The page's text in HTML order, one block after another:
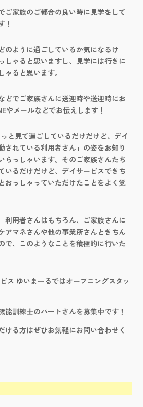
ご家族のご都合の良い時に見学をして
！
のように過ごしているか気になるけ
しゃると思いますし、見学には行きに
ゃると思います。
どでご家族さんに送迎時や送迎時にお
やメールなどでお伝えします！
と見て過ごしているだけだけど、デイ
されている利用者さん」の姿をお知り
らっしゃいます。そのご家族さんたち
いるだけだけど、デイサービスできち
おっしゃっていただけたことをよく覚
利用者さんはもちろん、ご家族さんに
アマネさんや他の事業所さんときちん
で、このようなことを積極的に行いた
ス ゆいまーるではオープニングスタッ
能訓練士のパートさんを募集中です！
ける方はぜひお気軽にお問い合わせく